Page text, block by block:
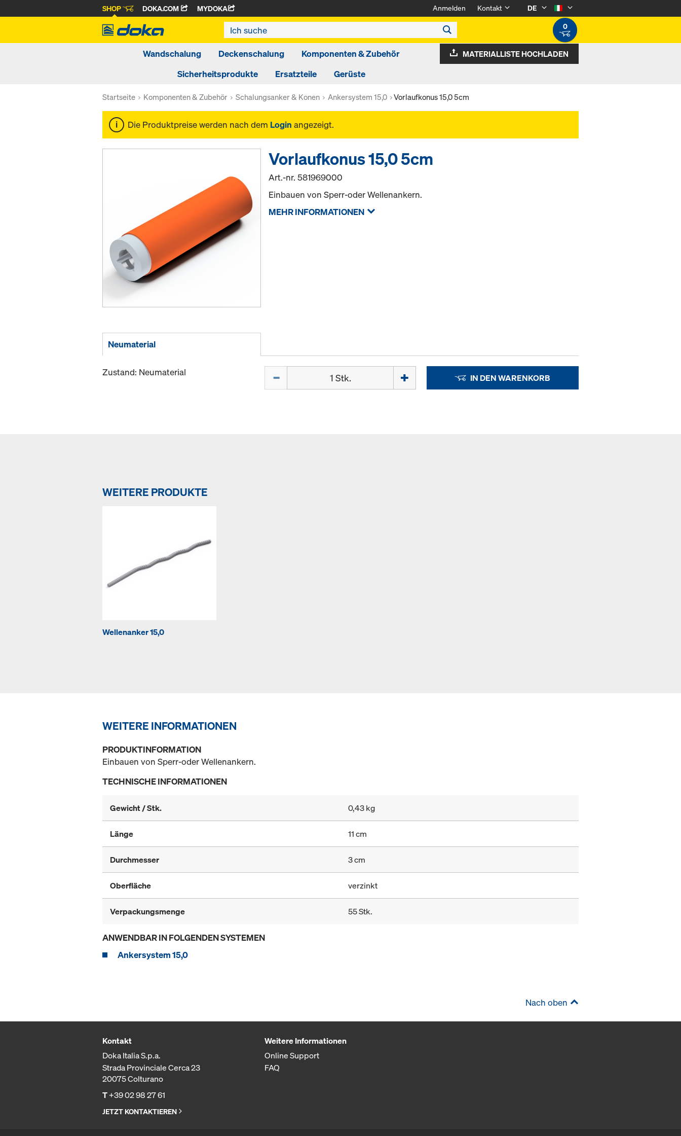
SHOP DOKA.COM MYDOKA Anmelden Kontakt
DE
0
Wandschalung Deckenschalung
Komponenten & Zubehör
Sicherheitsprodukte
Ersatzteile Gerüste
MATERIALLISTE HOCHLADEN
Startseite Komponenten & Zubehör Schalungsanker & Konen Ankersystem 15,0 Vorlaufkonus 15,0 5cm
Die Produktpreise werden nach dem Login angezeigt.
Vorlaufkonus 15,0 5cm
Art.-nr.581969000
Einbauen von Sperr-oder Wellenankern.
MEHR INFORMATIONEN
Neumaterial
Zustand: Neumaterial IN DEN WARENKORB
WEITERE PRODUKTE
Wellenanker 15,0
WEITERE INFORMATIONEN
PRODUKTINFORMATION
Einbauen von Sperr-oder Wellenankern.
TECHNISCHE INFORMATIONEN
Gewicht / Stk. 0,43 kg
Länge 11 cm
Durchmesser 3 cm
Oberfläche verzinkt
Verpackungsmenge 55 Stk.
ANWENDBAR IN FOLGENDEN SYSTEMEN
Ankersystem 15,0
Nach oben
Kontakt
Doka Italia S.p.a.
Strada Provinciale Cerca 23
20075 Colturano
T+39 02 98 27 61
JETZT KONTAKTIEREN
Weitere Informationen
Online Support
FAQ